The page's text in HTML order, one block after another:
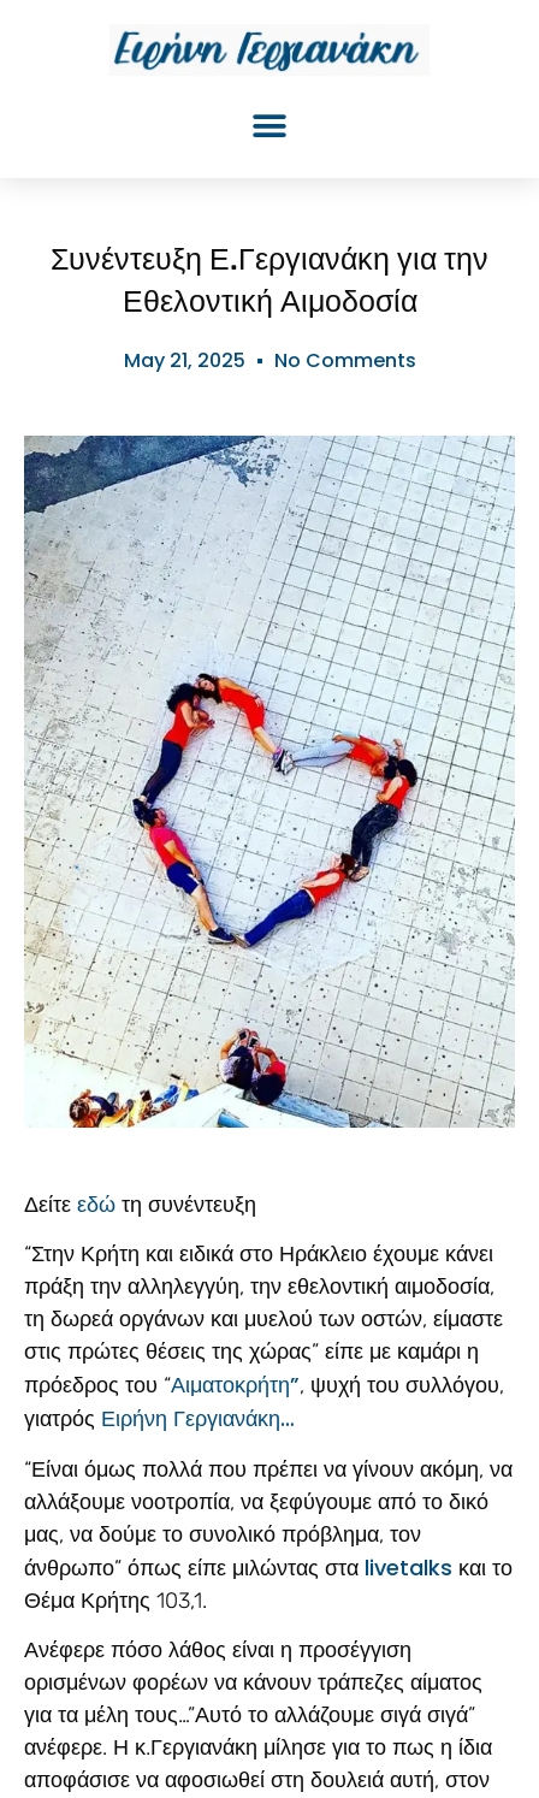
Συνέντευξη Ε.Γεργιανάκη για την
Εθελοντική Αιμοδοσία
May 21, 2025 No Comments
Δείτε εδώ τη συνέντευξη
“Στην Κρήτη και ειδικά στο Ηράκλειο έχουμε κάνει
πράξη την αλληλεγγύη, την εθελοντική αιμοδοσία,
τη δωρεά οργάνων και μυελού των οστών, είμαστε
στις πρώτες θέσεις της χώρας” είπε με καμάρι η
πρόεδρος του “Αιματοκρήτη”, ψυχή του συλλόγου,
γιατρός Ειρήνη Γεργιανάκη…
“Είναι όμως πολλά που πρέπει να γίνουν ακόμη, να
αλλάξουμε νοοτροπία, να ξεφύγουμε από το δικό
μας, να δούμε το συνολικό πρόβλημα, τον
άνθρωπο” όπως είπε μιλώντας στα livetalks και το
Θέμα Κρήτης 103,1.
Ανέφερε πόσο λάθος είναι η προσέγγιση
ορισμένων φορέων να κάνουν τράπεζες αίματος
για τα μέλη τους…”Αυτό το αλλάζουμε σιγά σιγά”
ανέφερε. Η κ.Γεργιανάκη μίλησε για το πως η ίδια
αποφάσισε να αφοσιωθεί στη δουλειά αυτή, στον